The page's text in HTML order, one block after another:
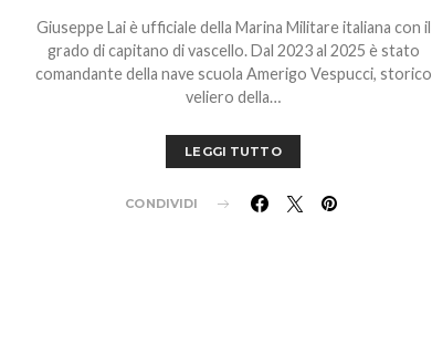
Giuseppe Lai è ufficiale della Marina Militare italiana con il
grado di capitano di vascello. Dal 2023 al 2025 è stato
comandante della nave scuola Amerigo Vespucci, storico
veliero della…
LEGGI TUTTO
CONDIVIDI